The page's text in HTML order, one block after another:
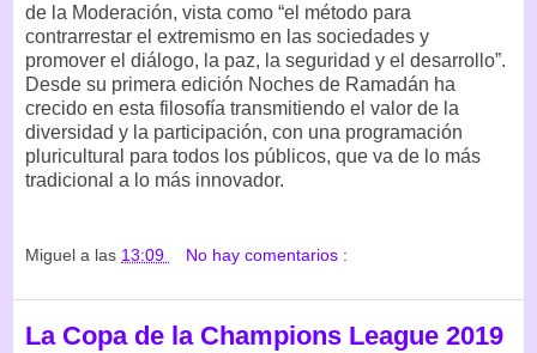
de la Moderación, vista como “el método para
contrarrestar el extremismo en las sociedades y
promover el diálogo, la paz, la seguridad y el desarrollo”.
Desde su primera edición Noches de Ramadán ha
crecido en esta filosofía transmitiendo el valor de la
diversidad y la participación, con una programación
pluricultural para todos los públicos, que va de lo más
tradicional a lo más innovador.
Miguel a las 13:09 No hay comentarios :
La Copa de la Champions League 2019